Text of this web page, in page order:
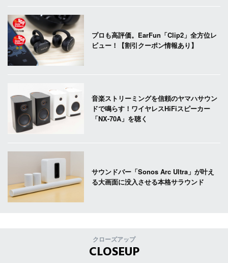
プロも高評価。EarFun「Clip2」全方位レ
ビュー！【割引クーポン情報あり】
音楽ストリーミングを信頼のヤマハサウン
ドで鳴らす！ワイヤレスHiFiスピーカー
「NX-70A」を聴く
サウンドバー「Sonos Arc Ultra」が叶え
る大画面に没入させる本格サラウンド
クローズアップ
CLOSEUP